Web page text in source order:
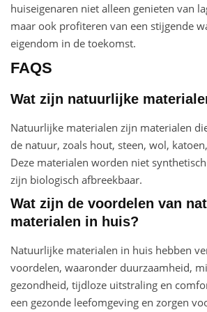
huiseigenaren niet alleen genieten van
maar ook profiteren van een stijgende
eigendom in de toekomst.
FAQS
Wat zijn natuurlijke
Natuurlijke materialen zijn materialen
de natuur, zoals hout, steen, wol,
Deze materialen worden niet
zijn biologisch afbreekbaar.
Wat zijn de voordelen van
materialen in huis?
Natuurlijke materialen in huis hebben
voordelen, waaronder duurzaamheid,
gezondheid, tijdloze uitstraling en
een gezonde leefomgeving en zorgen